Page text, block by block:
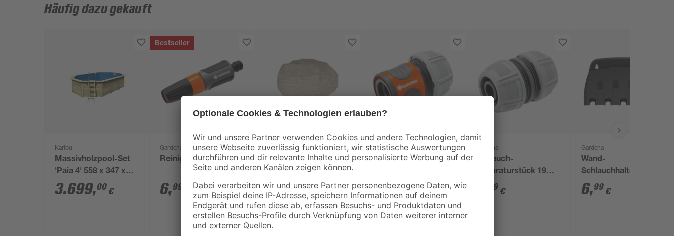
Häufig dazu gekauft
Karibu
Massivholzpool-Set
'Paia 4' 558 x 347 x
121 cm mit Innenhülle
blau, Filteranlage
3.699,00 €
Bestseller
Gardena
Reinigungsspritze
6,99
Diephaus
Trittplatte 'T-Court
Kick'
muschelkalkfarben 36
x 48 x 3 cm
7,99€
Gardena
Schlauchverbinder 19
6,49€
Gardena
Schlauch-
Reparaturstück 19
mm (3/4")
49 €
Gardena
Wand-
Schlauchhalterung
grau 12,8 x 13,3 cm
6,99 €